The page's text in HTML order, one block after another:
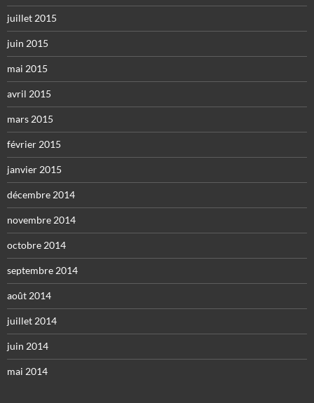
juillet 2015
juin 2015
mai 2015
avril 2015
mars 2015
février 2015
janvier 2015
décembre 2014
novembre 2014
octobre 2014
septembre 2014
août 2014
juillet 2014
juin 2014
mai 2014